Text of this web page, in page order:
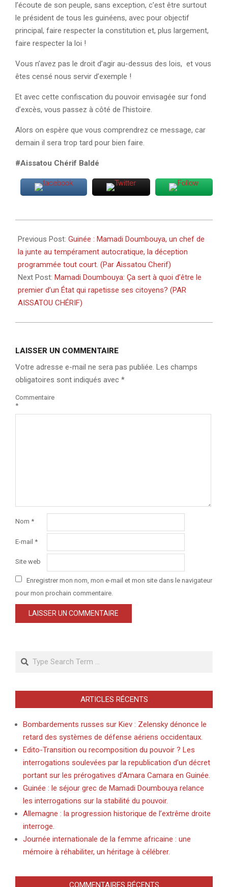
l’écoute de son peuple, sans exception, c’est être surtout
le président de tous les guinéens, avec pour objectif
principal, faire respecter la constitution et, plus largement,
faire respecter la loi !
Vous n’avez pas le droit d’agir au-dessus des lois, et vous
êtes censé nous servir d’exemple !
Et avec cette confiscation du pouvoir envisagée sur fond
d’excès, vous passez à côté de l’histoire.
Alors on espère que vous comprendrez ce message, car
demain il sera trop tard pour bien faire.
#Aissatou Chérif Baldé
09-
05
Previous Post: Guinée : Mamadi Doumbouya, un chef de
la junte au tempérament autocratique, la déception
programmée tout court. (Par Aissatou Cherif)
Next Post: Mamadi Doumbouya: Ça sert à quoi d’être le
premier d’un État qui rapetisse ses citoyens? (PAR
AISSATOU CHÉRIF)
LAISSER UN COMMENTAIRE
Votre adresse e-mail ne sera pas publiée. Les champs
obligatoires sont indiqués avec *
Commentaire
*
Nom *
E-mail *
Site web
Enregistrer mon nom, mon e-mail et mon site dans le navigateur
pour mon prochain commentaire.
Search
ARTICLES RÉCENTS
Bombardements russes sur Kiev : Zelensky dénonce le
retard des systèmes de défense aériens occidentaux.
Edito-Transition ou recomposition du pouvoir ? Les
interrogations soulevées par la republication d’un décret
portant sur les prérogatives d’Amara Camara en Guinée.
Guinée : le séjour grec de Mamadi Doumbouya relance
les interrogations sur la stabilité du pouvoir.
Allemagne : la progression historique de l’extrême droite
interroge.
Journée internationale de la femme africaine : une
mémoire à réhabiliter, un héritage à célébrer.
COMMENTAIRES RÉCENTS